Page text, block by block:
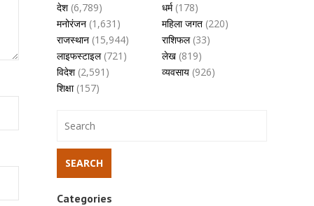
देश(6,789) धर्म(178)
मनोरंजन (1,631) महिला जगत (220)
राजस्थान (15,944) राशिफल(33)
लाइफस्टाइल(721) लेख (819)
विदेश(2,591) व्यवसाय (926)
शिक्षा(157)
Categories